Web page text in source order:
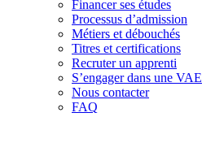
Financer ses études
Processus d’admission
Métiers et débouchés
Titres et certifications
Recruter un apprenti
S’engager dans une VAE
Nous contacter
FAQ